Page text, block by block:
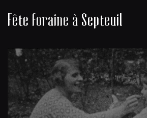
Fête foraine à Septeuil